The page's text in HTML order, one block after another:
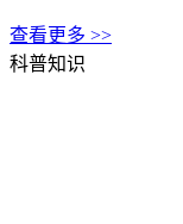
查看更多 >>
科普知识